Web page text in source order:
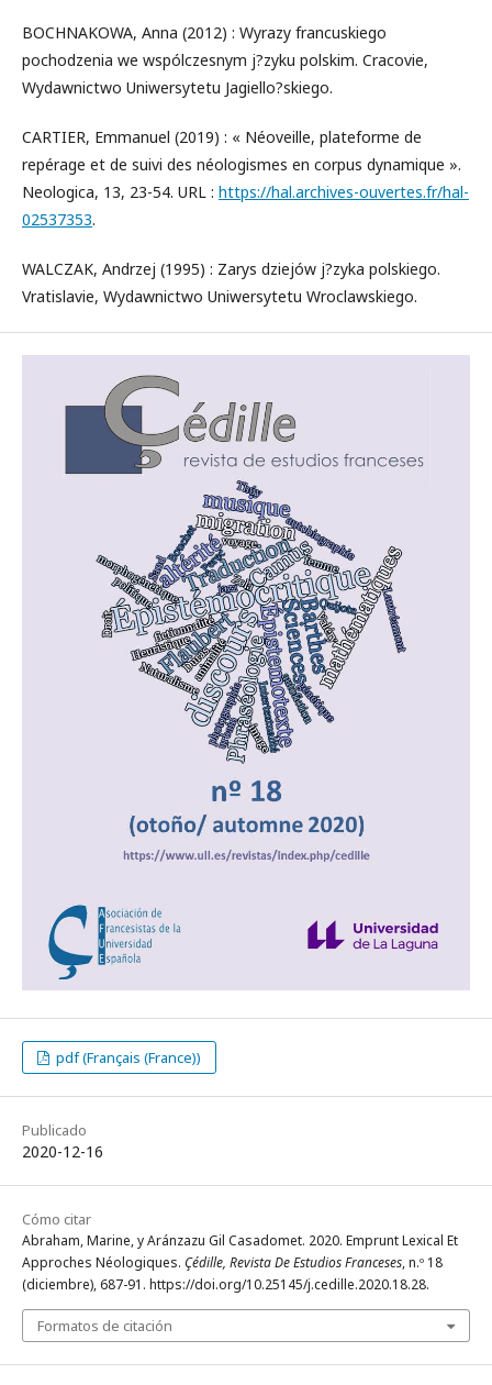
BOCHNAKOWA, Anna (2012) : Wyrazy francuskiego
pochodzenia we wspólczesnym j?zyku polskim. Cracovie,
Wydawnictwo Uniwersytetu Jagiello?skiego.
CARTIER, Emmanuel (2019) : « Néoveille, plateforme de
repérage et de suivi des néologismes en corpus dynamique ».
Neologica, 13, 23-54. URL : https://hal.archives-ouvertes.fr/hal-
02537353.
WALCZAK, Andrzej (1995) : Zarys dziejów j?zyka polskiego.
Vratislavie, Wydawnictwo Uniwersytetu Wroclawskiego.
pdf (Français (France))
Publicado
2020-12-16
Cómo citar
Abraham, Marine, y Aránzazu Gil Casadomet. 2020. Emprunt Lexical Et
Approches Néologiques. Çédille, Revista De Estudios Franceses, n.º 18
(diciembre), 687-91. https://doi.org/10.25145/j.cedille.2020.18.28.
Formatos de citación